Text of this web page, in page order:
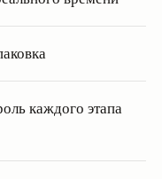
каждого этапа